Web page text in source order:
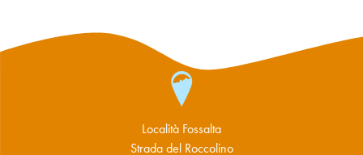
Località Fossalta
Strada del Roccolino